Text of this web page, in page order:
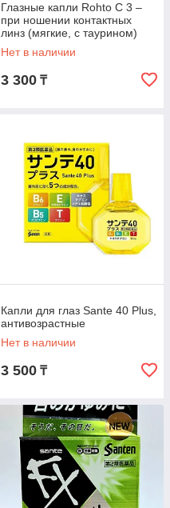
Глазные капли Rohto C 3 –
при ношении контактных
линз (мягкие, с таурином)
Нет в наличии
3 300 ₸
Капли для глаз Sante 40 Plus,
антивозрастные
Нет в наличии
3 500 ₸